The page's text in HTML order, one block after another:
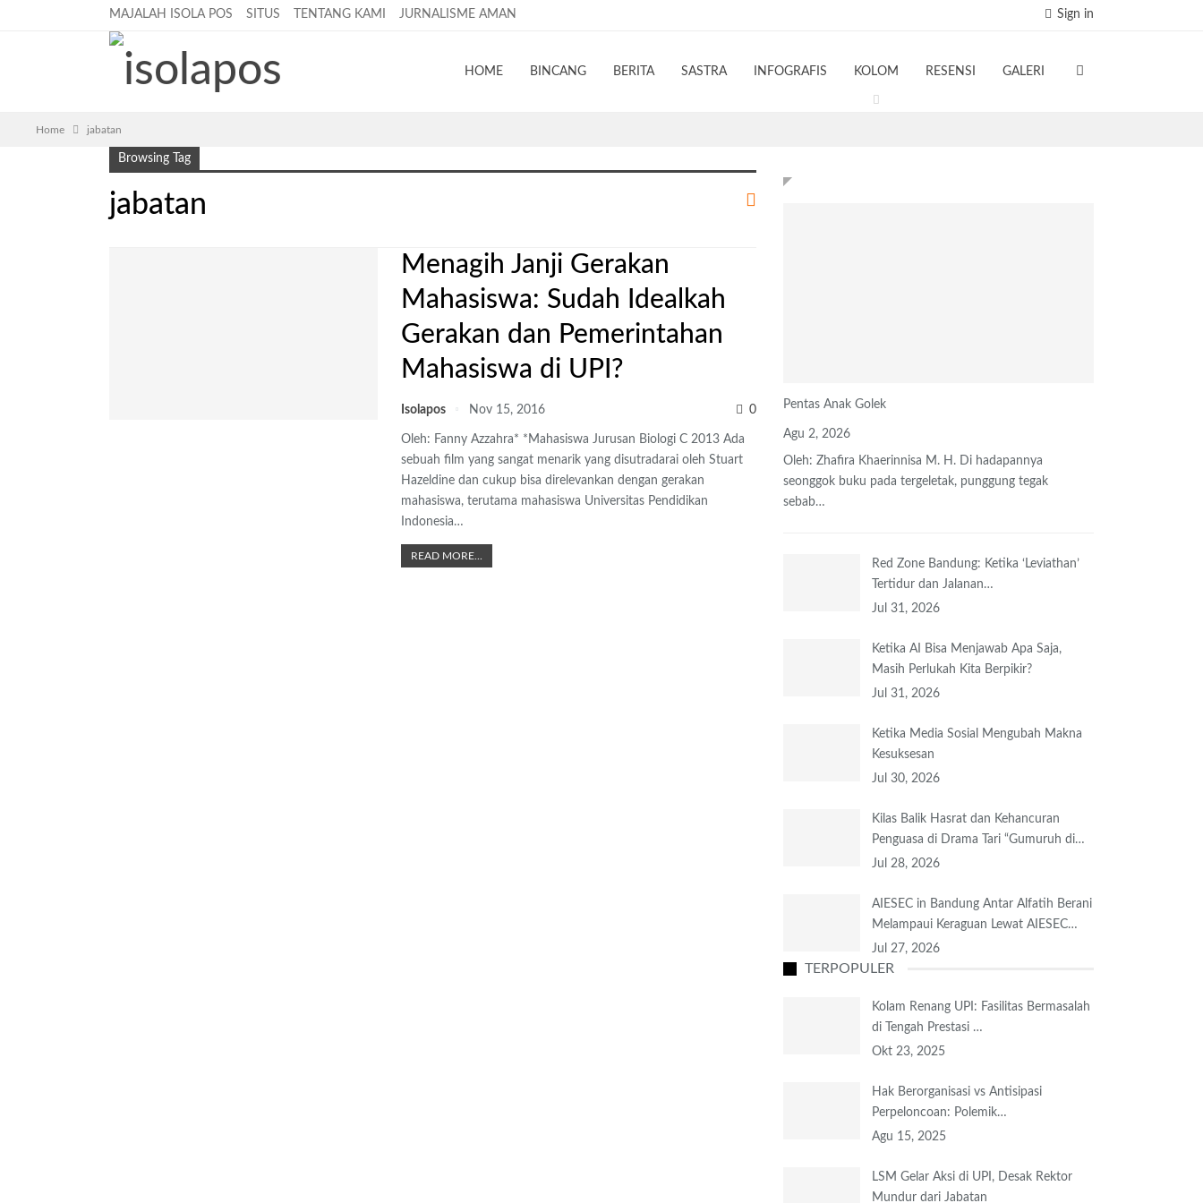
Sign in
MAJALAH ISOLA POS SITUS TENTANG KAMI JURNALISME AMAN
HOME BINCANG BERITA SASTRA INFOGRAFIS KOLOM RESENSI GALERI
Home jabatan
Browsing Tag
jabatan
Menagih Janji Gerakan
Mahasiswa: Sudah Idealkah
Gerakan dan Pemerintahan
Mahasiswa di UPI?
Isolapos Nov 15, 2016 0
Oleh: Fanny Azzahra* *Mahasiswa Jurusan Biologi C 2013 Ada
sebuah film yang sangat menarik yang disutradarai oleh Stuart
Hazeldine dan cukup bisa direlevankan dengan gerakan
mahasiswa, terutama mahasiswa Universitas Pendidikan
Indonesia…
READ MORE...
Pentas Anak Golek
Agu 2, 2026
Oleh: Zhafira Khaerinnisa M. H. Di hadapannya
seonggok buku pada tergeletak, punggung tegak
sebab…
Red Zone Bandung: Ketika ‘Leviathan’
Tertidur dan Jalanan…
Jul 31, 2026
Ketika AI Bisa Menjawab Apa Saja,
Masih Perlukah Kita Berpikir?
Jul 31, 2026
Ketika Media Sosial Mengubah Makna
Kesuksesan
Jul 30, 2026
Kilas Balik Hasrat dan Kehancuran
Penguasa di Drama Tari “Gumuruh di…
Jul 28, 2026
AIESEC in Bandung Antar Alfatih Berani
Melampaui Keraguan Lewat AIESEC…
Jul 27, 2026
TERPOPULER
Kolam Renang UPI: Fasilitas Bermasalah
di Tengah Prestasi …
Okt 23, 2025
Hak Berorganisasi vs Antisipasi
Perpeloncoan: Polemik…
Agu 15, 2025
LSM Gelar Aksi di UPI, Desak Rektor
Mundur dari Jabatan